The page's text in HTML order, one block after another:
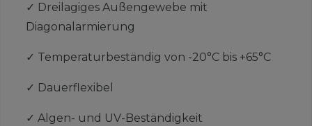
✓ Dreilagiges Außengewebe mit
Diagonalarmierung
✓ Temperaturbeständig von -20°C bis +65°C
✓ Dauerflexibel
✓ Algen- und UV-Beständigkeit